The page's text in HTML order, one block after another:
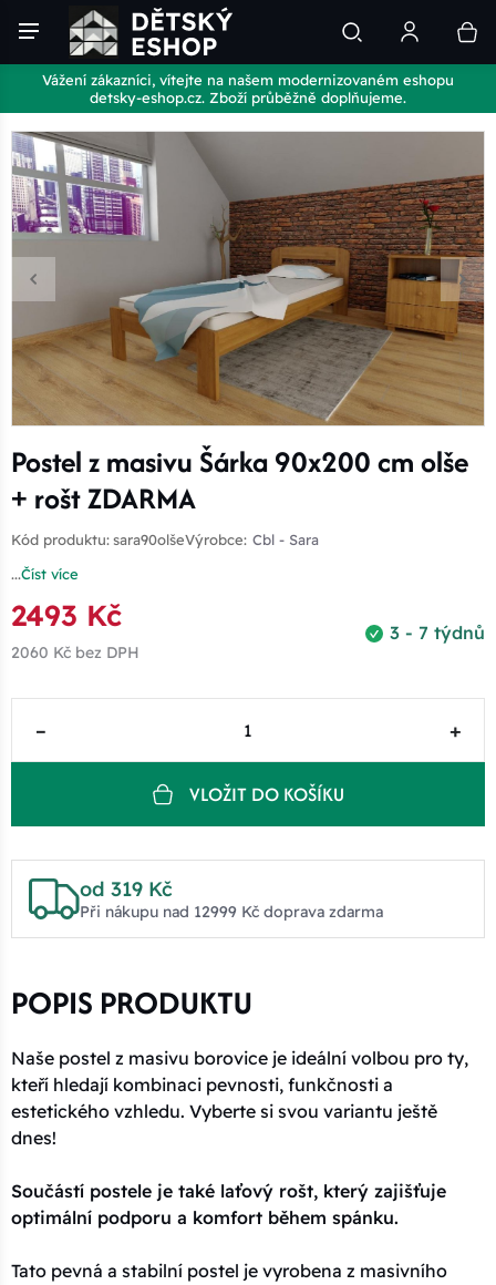
Vážení zákazníci, vítejte na našem modernizovaném eshopu
detsky-eshop.cz. Zboží průběžně doplňujeme.
Postel z masivu Šárka 90x200 cm olše
+ rošt ZDARMA
Kód produktu:sara90olšeVýrobce: Cbl - Sara
...Číst více
3 - 7 týdnů
2493 Kč
2060 Kč bez DPH
– +
VLOŽIT DO KOŠÍKU
od 319 Kč
Při nákupu nad 12999 Kč doprava zdarma
POPIS PRODUKTU
Naše postel z masivu borovice je ideální volbou pro ty,
kteří hledají kombinaci pevnosti, funkčnosti a
estetického vzhledu. Vyberte si svou variantu ještě
dnes!
Součástí postele je také laťový rošt, který zajišťuje
optimální podporu a komfort během spánku.
Tato pevná a stabilní postel je vyrobena z masivního